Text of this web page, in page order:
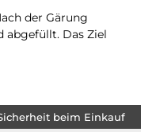
der Gärung
abgefüllt. Das Ziel
beim Einkauf